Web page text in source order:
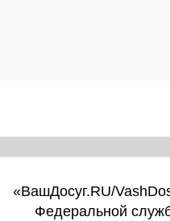
«ВашДосуг.RU/
Федеральной